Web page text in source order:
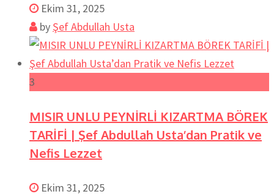
Ekim 31, 2025
by Şef Abdullah Usta
3
MISIR UNLU PEYNİRLİ KIZARTMA BÖREK
TARİFİ | Şef Abdullah Usta’dan Pratik ve
Nefis Lezzet
Ekim 31, 2025